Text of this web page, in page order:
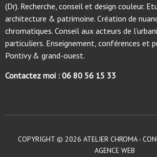
(Dr). Recherche, conseil et design couleur.
architecture & patrimoine. Création de
chromatiques. Conseil aux acteurs de
particuliers. Enseignement, conférences et
Pontivy & grand-ouest.
Contactez moi : 06 80 56 15 33
COPYRIGHT © 2026 ATELIER CHROMA -
AGENCE WEB